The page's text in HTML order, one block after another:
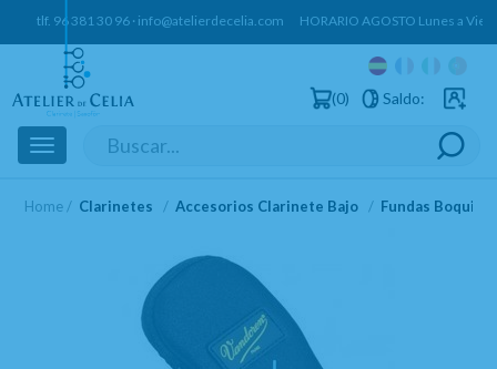
tlf. 96 381 30 96 · info@atelierdecelia.com HORARIO AGOSTO Lunes a
0 Saldo:
Toggle
navigation
Home Clarinetes Accesorios Clarinete Bajo Fundas Boquilla